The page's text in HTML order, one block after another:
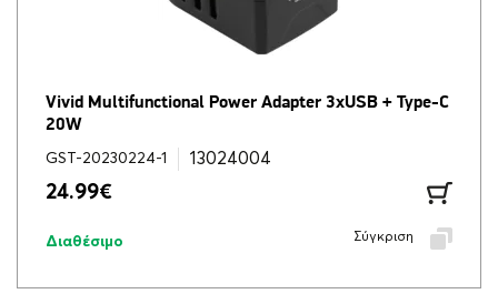
Vivid Multifunctional Power Adapter 3xUSB + Type-C
20W
GST-20230224-1 13024004
24.99€
Διαθέσιμο Σύγκριση